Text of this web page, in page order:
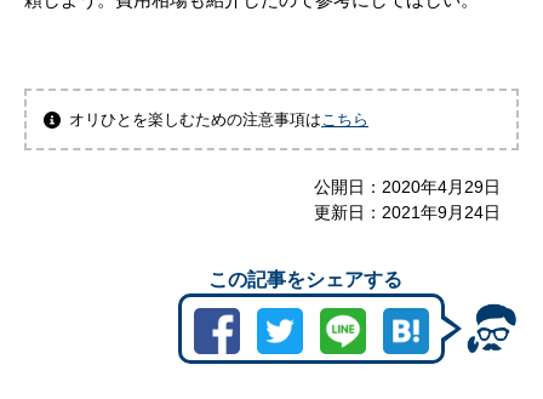
オリひとを楽しむための注意事項は こちら
公開日： 2020年4月29日
更新日： 2021年9月24日
この記事をシェアする